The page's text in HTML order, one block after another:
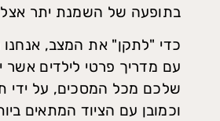
בתופעה של השמנת יתר אצל
כדי "לתקן" את המצב, אנחנו
עם מדריך פרטי לילדים אשר
שלכם מכל המסכים, על ידי
וכמובן עם הציוד המתאים